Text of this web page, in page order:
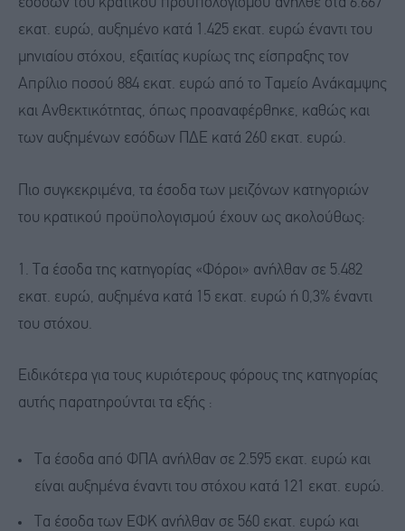
εσόδων του κρατικού προϋπολογισμού ανήλθε στα 6.667
εκατ. ευρώ, αυξημένο κατά 1.425 εκατ. ευρώ έναντι του
μηνιαίου στόχου, εξαιτίας κυρίως της είσπραξης τον
Απρίλιο ποσού 884 εκατ. ευρώ από το Ταμείο Ανάκαμψης
και Ανθεκτικότητας, όπως προαναφέρθηκε, καθώς και
των αυξημένων εσόδων ΠΔΕ κατά 260 εκατ. ευρώ.
Πιο συγκεκριμένα, τα έσοδα των μειζόνων κατηγοριών
του κρατικού προϋπολογισμού έχουν ως ακολούθως:
1. Τα έσοδα της κατηγορίας «Φόροι» ανήλθαν σε 5.482
εκατ. ευρώ, αυξημένα κατά 15 εκατ. ευρώ ή 0,3% έναντι
του στόχου.
Ειδικότερα για τους κυριότερους φόρους της κατηγορίας
αυτής παρατηρούνται τα εξής :
Τα έσοδα από ΦΠΑ ανήλθαν σε 2.595 εκατ. ευρώ και
είναι αυξημένα έναντι του στόχου κατά 121 εκατ. ευρώ.
Τα έσοδα των ΕΦΚ ανήλθαν σε 560 εκατ. ευρώ και